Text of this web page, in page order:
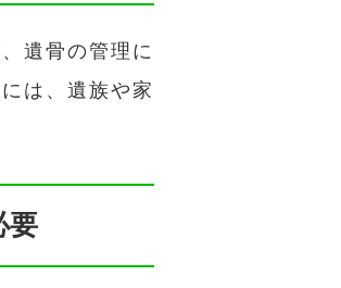
遺骨の管理に
は、遺族や家
要